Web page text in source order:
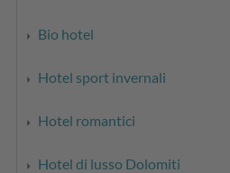
Bio hotel
Hotel sport invernali
Hotel romantici
Hotel di lusso Dolomiti